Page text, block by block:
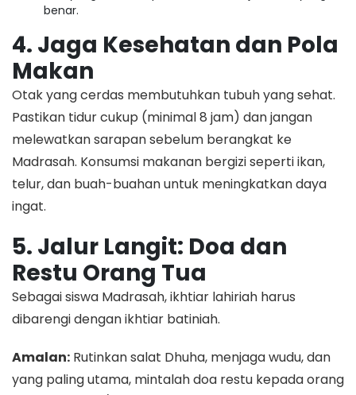
benar.
4. Jaga Kesehatan dan Pola
Makan
​Otak yang cerdas membutuhkan tubuh yang sehat.
Pastikan tidur cukup (minimal 8 jam) dan jangan
melewatkan sarapan sebelum berangkat ke
Madrasah. Konsumsi makanan bergizi seperti ikan,
telur, dan buah-buahan untuk meningkatkan daya
ingat.
5. Jalur Langit: Doa dan
Restu Orang Tua
​Sebagai siswa Madrasah, ikhtiar lahiriah harus
dibarengi dengan ikhtiar batiniah.
Amalan: Rutinkan salat Dhuha, menjaga wudu, dan
yang paling utama, mintalah doa restu kepada orang